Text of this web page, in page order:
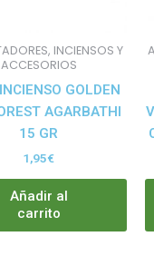
INCIENSOS Y
ACCESORIOS
GOLDEN
AGARBATHI
15 GR
1,95€
Añadir al
carrito